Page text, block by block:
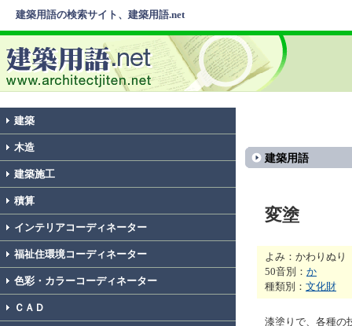
建築用語の検索サイト、建築用語.net
建築
木造
建築施工
積算
インテリアコーディネーター
福祉住環境コーディネーター
色彩・カラーコーディネーター
ＣＡＤ
建築用語
変塗
よみ：かわりぬり
50音別： か
種類別： 文化財
漆塗りで、各種の